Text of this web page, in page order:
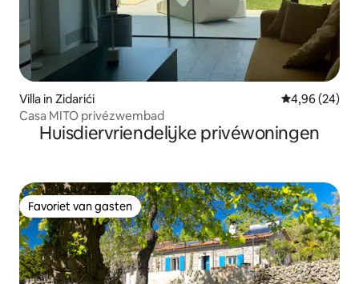
Villa in Zidarići Gemiddelde
4,96 (24)
Casa MITO privézwembad
Huisdiervriendelijke privéwoningen
Favoriet van gasten
Favoriet van gasten